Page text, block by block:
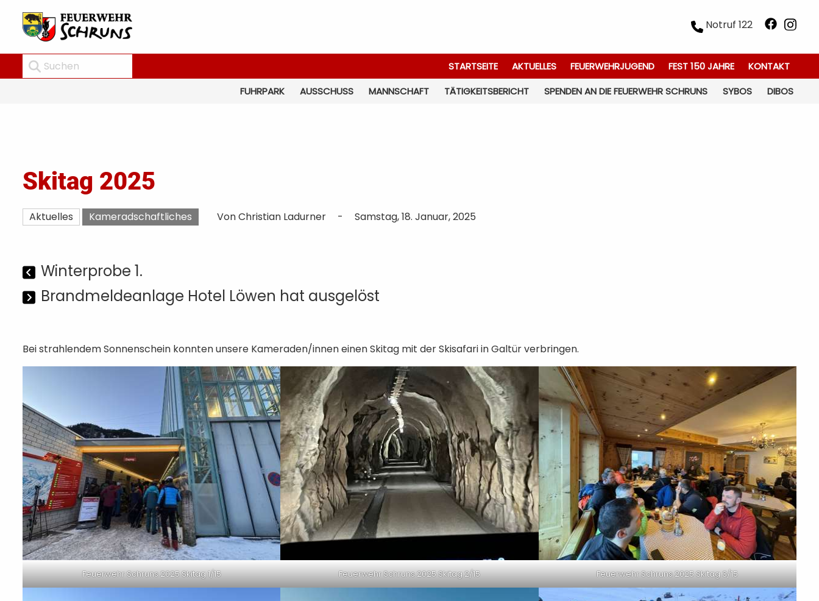
Notruf 122
STARTSEITE AKTUELLES FEUERWEHRJUGEND FEST 150 JAHRE
KONTAKT
FUHRPARK
AUSSCHUSS MANNSCHAFT TÄTIGKEITSBERICHT SPENDEN AN DIE FEUERWEHR SCHRUNS SYBOS DIBOS
Skitag 2025
Aktuelles Kameradschaftliches Von Christian Ladurner - Samstag, 18. Januar, 2025
Winterprobe 1.
Brandmeldeanlage Hotel Löwen hat ausgelöst
Bei strahlendem Sonnenschein konnten unsere Kameraden/innen einen Skitag mit der Skisafari in Galtür verbringen.
Feuerwehr Schruns 2025 Skitag 1/15 Feuerwehr Schruns 2025 Skitag 2/15 Feuerwehr Schruns 2025 Skitag 3/15